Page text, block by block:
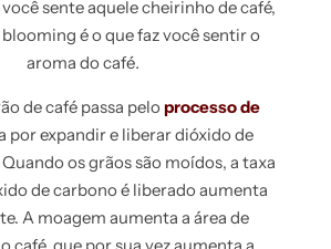
sente aquele cheirinho de café,
é o que faz você sentir o
aroma do café.
de café passa pelo processo de
por expandir e liberar dióxido de
os grãos são moídos, a taxa
de carbono é liberado aumenta
A moagem aumenta a área de